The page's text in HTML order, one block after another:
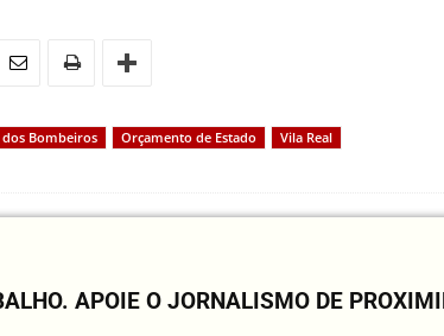
dos Bombeiros Orçamento de Estado Vila Real
APOIE O JORNALISMO DE